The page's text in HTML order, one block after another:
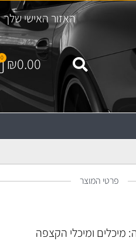
האזור האישי שלך
₪0.00
0
פרטי המוצר
מיכלים ומיכלי הקצפה